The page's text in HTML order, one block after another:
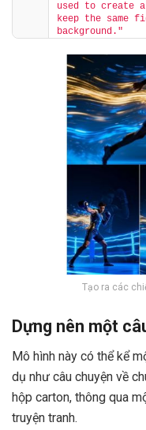
used to create
keep the same
background."
Tạo ra các
Dựng nên một
Mô hình này có thể kể
dụ như câu chuyện về
hộp carton, thông qua
truyện tranh.